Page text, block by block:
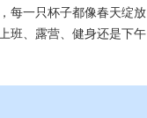
每一只杯子都像春天绽放
班、露营、健身还是下午